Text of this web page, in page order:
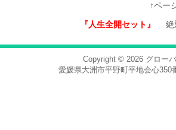
↑ペー
『人生全開セット』
絶
Copyright © 2026 グロー
愛媛県大洲市平野町平地会心